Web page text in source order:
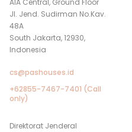
AIA Central, Ground Floor
Jl. Jend. Sudirman No.Kav.
48A
South Jakarta, 12930,
Indonesia
cs@pashouses.id
+62855-7467-7401 (Call
only)
Direktorat Jenderal